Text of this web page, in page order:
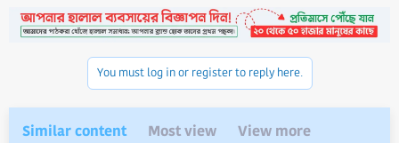
t
i
You must log in or register to reply here.
Similar content Most view View more